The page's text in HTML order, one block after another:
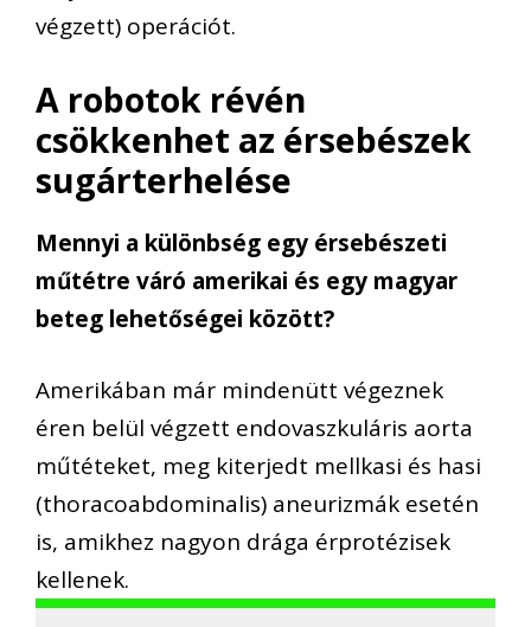
végzett) operációt.
A robotok révén
csökkenhet az érsebészek
sugárterhelése
Mennyi a különbség egy érsebészeti
műtétre váró amerikai és egy magyar
beteg lehetőségei között?
Amerikában már mindenütt végeznek
éren belül végzett endovaszkuláris aorta
műtéteket, meg kiterjedt mellkasi és hasi
(thoracoabdominalis) aneurizmák esetén
is, amikhez nagyon drága érprotézisek
kellenek.